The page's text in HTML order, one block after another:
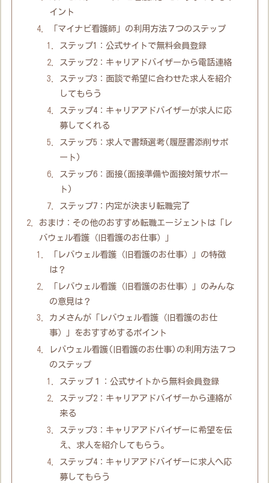
イント
「マイナビ看護師」の利用方法７つのステップ
ステップ1：公式サイトで無料会員登録
ステップ2：キャリアドバイザーから電話連絡
ステップ3：面談で希望に合わせた求人を紹介
してもらう
ステップ4：キャリアアドバイザーが求人に応
募してくれる
ステップ5：求人で書類選考(履歴書添削サポ
ート)
ステップ6：面接(面接準備や面接対策サポー
ト)
ステップ7：内定が決まり転職完了
おまけ：その他のおすすめ転職エージェントは「レ
バウェル看護（旧看護のお仕事）」
「レバウェル看護（旧看護のお仕事）」の特徴
は？
「レバウェル看護（旧看護のお仕事）」のみんな
の意見は？
カメさんが「レバウェル看護（旧看護のお仕
事）」をおすすめするポイント
レバウェル看護(旧看護のお仕事)の利用方法７つ
のステップ
ステップ１：公式サイトから無料会員登録
ステップ2：キャリアアドバイザーから連絡が
来る
ステップ3：キャリアアドバイザーに希望を伝
え、求人を紹介してもらう。
ステップ4：キャリアアドバイザーに求人へ応
募してもらう